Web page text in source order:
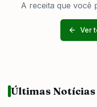
A receita que você
Ver
Últimas Notícias